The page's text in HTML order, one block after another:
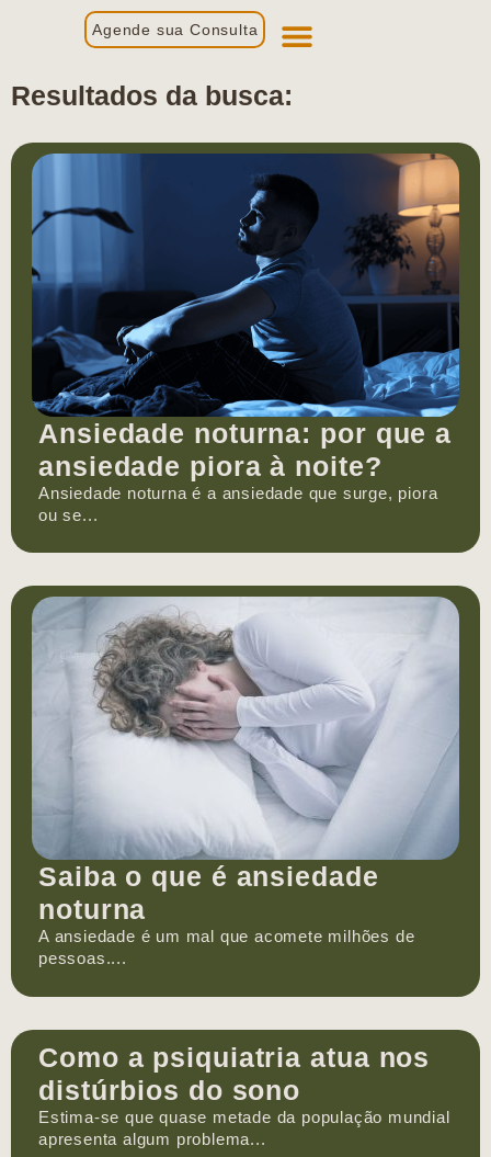
Agende sua Consulta
Resultados da busca:
Ansiedade noturna: por que a
ansiedade piora à noite?
Ansiedade noturna é a ansiedade que surge, piora
ou se...
Saiba o que é ansiedade
noturna
A ansiedade é um mal que acomete milhões de
pessoas....
Como a psiquiatria atua nos
distúrbios do sono
Estima-se que quase metade da população mundial
apresenta algum problema...